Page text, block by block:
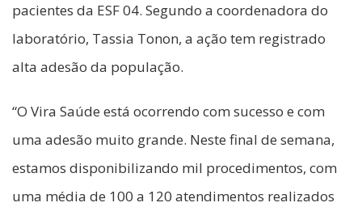
pacientes da ESF 04. Segundo a coordenadora do
laboratório, Tassia Tonon, a ação tem registrado
alta adesão da população.
“O Vira Saúde está ocorrendo com sucesso e com
uma adesão muito grande. Neste final de semana,
estamos disponibilizando mil procedimentos, com
uma média de 100 a 120 atendimentos realizados